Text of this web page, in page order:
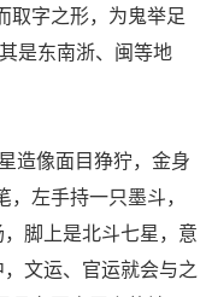
取字之形，为鬼举足
是东南浙、闽等地
造像面目狰狞，金身
左手持一只墨斗，
脚上是北斗七星，意
文运、官运就会与之